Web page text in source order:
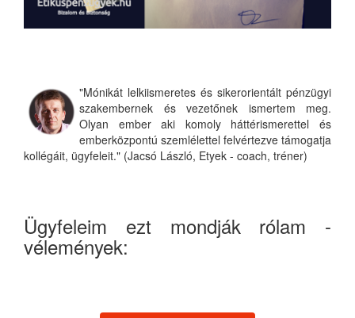
"Mónikát lelkiismeretes és sikerorientált pénzügyi
szakembernek és vezetőnek ismertem meg.
Olyan ember aki komoly háttérismerettel és
emberközpontú szemlélettel felvértezve támogatja
kollégáit, ügyfeleit." (Jacsó László, Etyek - coach, tréner)
Ügyfeleim ezt mondják rólam -
vélemények: